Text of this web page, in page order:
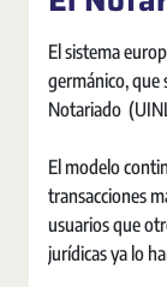
El sistema
germánico, que
Notariado
El modelo
transacciones
usuarios que
jurídicas ya lo